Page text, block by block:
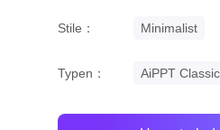
Stile： Minimalist
Typen： AiPPT Classic